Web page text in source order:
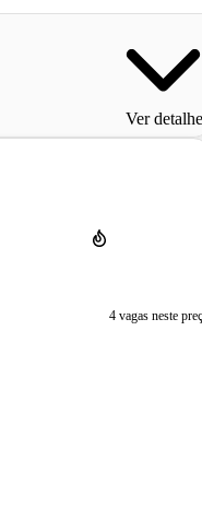
Ver
4 vagas neste